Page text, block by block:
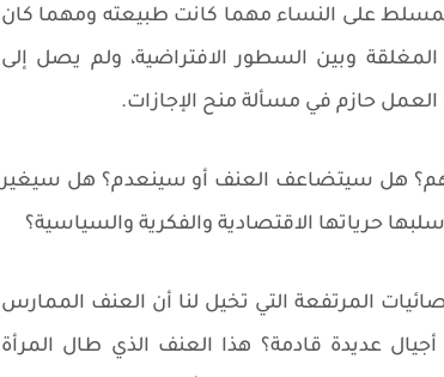
على النساء مهما كانت طبيعته ومهما كان
وبين السطور الافتراضية، ولم يصل إلى
حازم في مسألة منح الإجازات.
هل سيتضاعف العنف أو سينعدم؟ هل سيغير
حرياتها الاقتصادية والفكرية والسياسية؟
المرتفعة التي تخيل لنا أن العنف الممارس
عديدة قادمة؟ هذا العنف الذي طال المرأة